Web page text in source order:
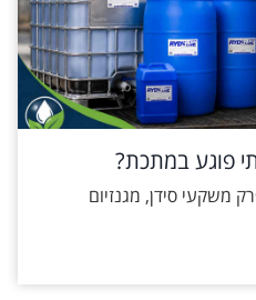
פוגע במתכת?
משקעי סידן, מגנזיום